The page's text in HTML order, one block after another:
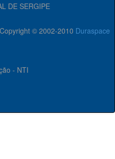
DE SERGIPE
Copyright © 2002-2010 Duraspace
- NTI